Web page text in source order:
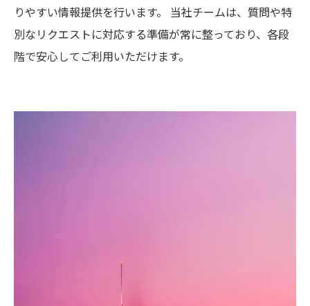
りやすい情報提供を行います。 当社チームは、質問や特
別なリクエストに対応する準備が常に整っており、各段
階で安心してご利用いただけます。